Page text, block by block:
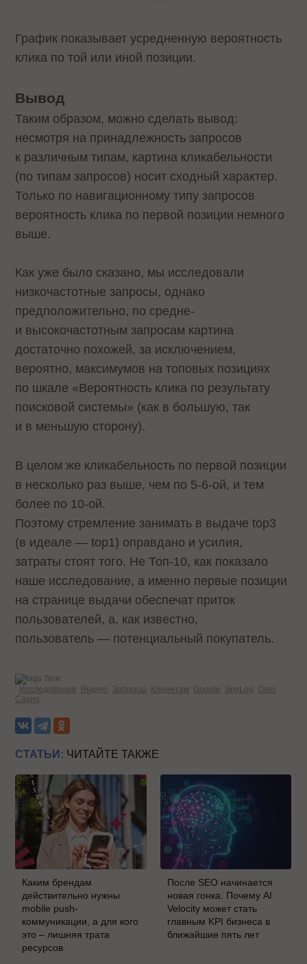
График показывает усредненную вероятность
клика по той или иной позиции.
Вывод
Таким образом, можно сделать вывод:
несмотря на принадлежность запросов
к различным типам, картина кликабельности
(по типам запросов) носит сходный характер.
Только по навигационному типу запросов
вероятность клика по первой позиции немного
выше.
Как уже было сказано, мы исследовали
низкочастотные запросы, однако
предположительно, по средне-
и высокочастотным запросам картина
достаточно похожей, за исключением,
вероятно, максимумов на топовых позициях
по шкале «Вероятность клика по результату
поисковой системы» (как в большую, так
и в меньшую сторону).
В целом же кликабельность по первой позиции
в несколько раз выше, чем по 5-6-ой, и тем
более по 10-ой.
Поэтому стремление занимать в выдаче top3
(в идеале — top1) оправдано и усилия,
затраты стоят того. Не Топ-10, как показало
наше исследование, а именно первые позиции
на странице выдачи обеспечат приток
пользователей, а, как известно,
пользователь — потенциальный покупатель.
Теги:
Исследования
Яндекс Запросы Клиентам Google SpyLog Олег
Сахно
СТАТЬИ: ЧИТАЙТЕ ТАКЖЕ
Каким брендам
действительно нужны
mobile push-
коммуникации, а для кого
это – лишняя трата
ресурсов
После SEO начинается
новая гонка. Почему AI
Velocity может стать
главным KPI бизнеса в
ближайшие пять лет